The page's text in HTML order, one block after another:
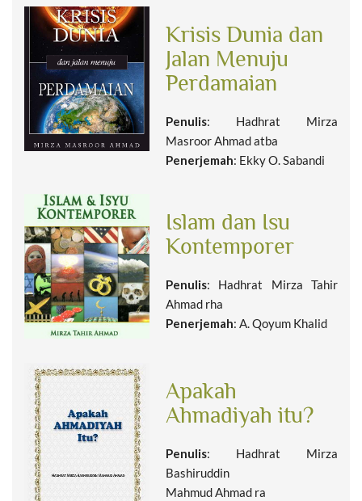
Krisis Dunia dan
Jalan Menuju
Perdamaian
Penulis: Hadhrat Mirza
Masroor Ahmad atba
Penerjemah: Ekky O. Sabandi
Islam dan Isu
Kontemporer
Penulis: Hadhrat Mirza Tahir
Ahmad rha
Penerjemah: A. Qoyum Khalid
Apakah
Ahmadiyah itu?
Penulis: Hadhrat Mirza
Bashiruddin
Mahmud Ahmad ra